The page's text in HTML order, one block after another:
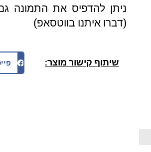
ניתן להדפיס את התמונה
(דברו איתנו בווטסאפ)
שיתוף קישור מוצר: